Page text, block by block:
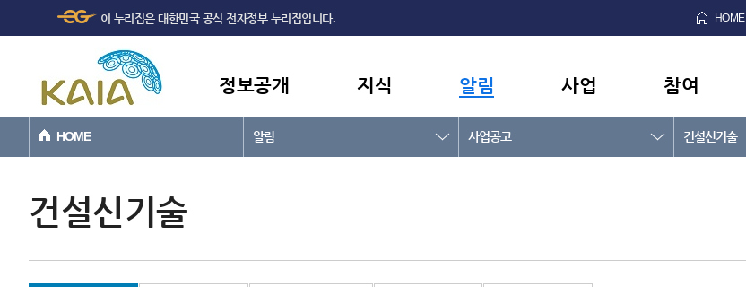
본문바로가기
이 누리집은 대한민국 공식 전자정부 누리집입니다. HOME
정보공개 지식 알림 사업 참여
HOME 알림 사업공고 건설신기술
건설신기술